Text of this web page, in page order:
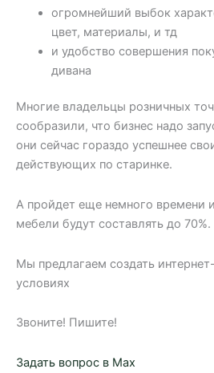
огромнейший выбок
цвет, материалы, и тд
и удобство совершения
дивана
Многие владельцы розничных
сообразили, что бизнес надо
они сейчас гораздо успешнее
действующих по старинке.
А пройдет еще немного времени
мебели будут составлять до 70%.
Мы предлагаем создать
условиях
Звоните! Пишите!
Задать вопрос в Max